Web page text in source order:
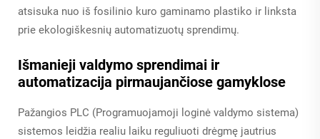
atsisuka nuo iš fosilinio kuro gaminamo plastiko ir linksta
prie ekologiškesnių automatizuotų sprendimų.
Išmanieji valdymo sprendimai ir
automatizacija pirmaujančiose gamyklose
Pažangios PLC (Programuojamoji loginė valdymo sistema)
sistemos leidžia realiu laiku reguliuoti drėgmę jautrius